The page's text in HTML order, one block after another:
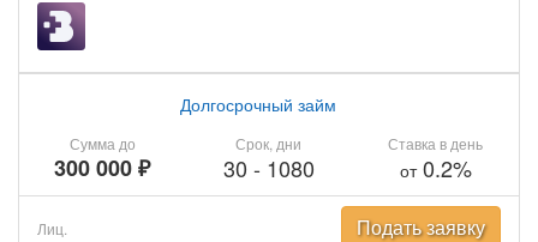
Сумма до
300 000 ₽
Долгосрочный займ
Срок, дни
30 - 1080
Ставка в день
от0.2%
Лиц. Подать заявку